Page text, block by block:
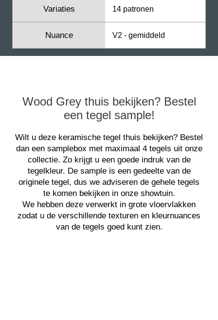
Variaties 14 patronen
Nuance V2 - gemiddeld
Wood Grey thuis bekijken? Bestel
een tegel sample!
Wilt u deze keramische tegel thuis bekijken? Bestel
dan een samplebox met maximaal 4 tegels uit onze
collectie. Zo krijgt u een goede indruk van de
tegelkleur. De sample is een gedeelte van de
originele tegel, dus we adviseren de gehele tegels
te komen bekijken in onze showtuin.
We hebben deze verwerkt in grote vloervlakken
zodat u de verschillende texturen en kleurnuances
van de tegels goed kunt zien.